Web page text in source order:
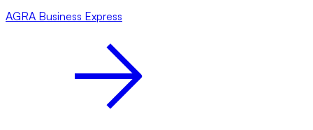
AGRA Business Express